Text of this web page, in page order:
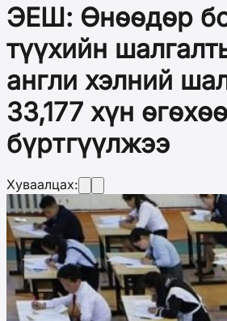
ЭЕШ: Өнөөдөр
түүхийн
англи хэлний
33,177 хүн
бүртгүүлжээ
Хуваалцах: